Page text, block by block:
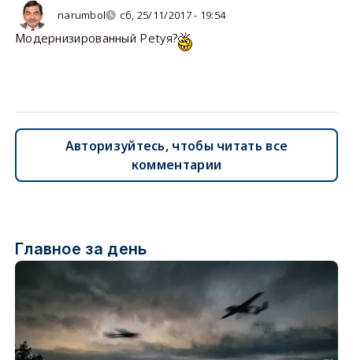
narumbol сб, 25/11/2017 - 19:54
Модернизированный Petyя?
Авторизуйтесь, чтобы читать все
комментарии
Главное за день